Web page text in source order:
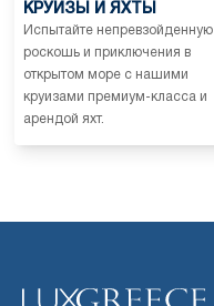
КРУИЗЫ И ЯХТЫ
Испытайте непревзойденную
роскошь и приключения в
открытом море с нашими
круизами премиум-класса и
арендой яхт.